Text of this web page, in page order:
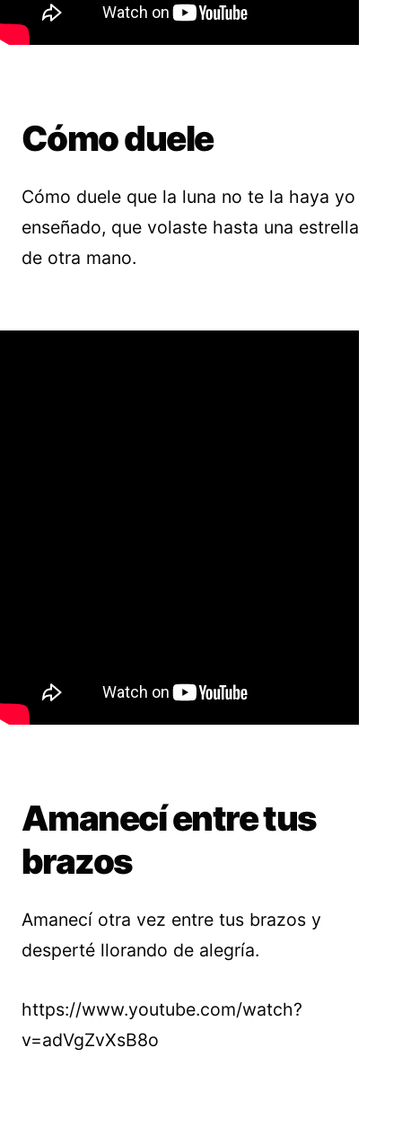
Cómo duele
Cómo duele que la luna no te la haya yo
enseñado, que volaste hasta una estrella
de otra mano.
Amanecí entre tus
brazos
Amanecí otra vez entre tus brazos y
desperté llorando de alegría.
https://www.youtube.com/watch?
v=adVgZvXsB8o